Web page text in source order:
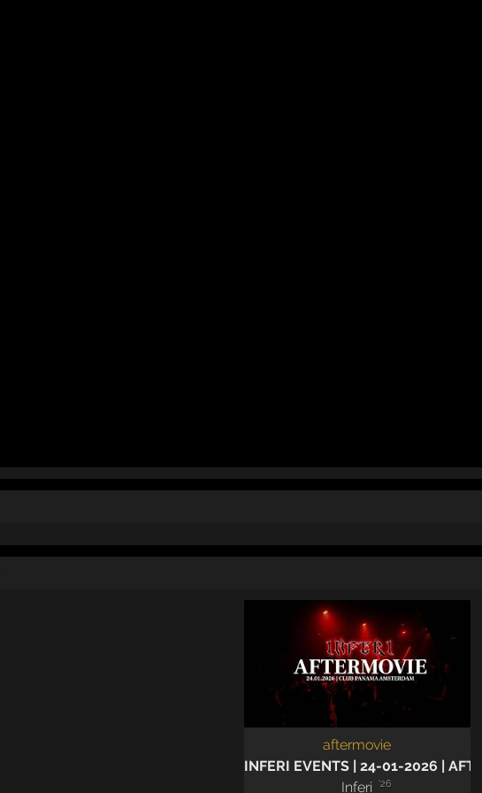
aftermovie
INFERI EVENTS | 24-01-2026 |
Inferi '26